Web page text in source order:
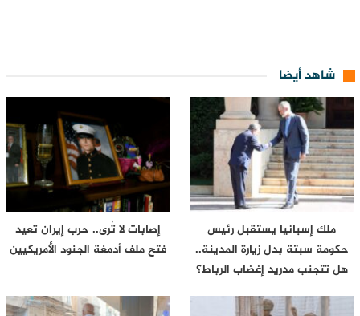
شاهد أيضا
ملك إسبانيا يستقبل رئيس
حكومة سبتة بدل زيارة المدينة..
هل تتجنب مدريد إغضاب الرباط؟
إصابات لا تُرى.. حرب إيران تعيد
فتح ملف أدمغة الجنود الأمريكيين